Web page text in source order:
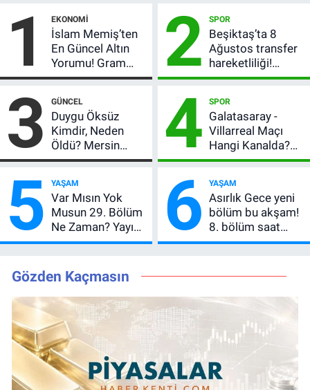
1 EKONOMI
İslam Memiş’ten
En Güncel Altın
Yorumu! Gram
Altın İçin 6.350 TL
Beklentisi
Değişmedi
2 SPOR
Beşiktaş’ta 8
Ağustos transfer
hareketliliği!
Yönetim 5 bölge
bastı
3 GÜNCEL
Duygu Öksüz
Kimdir, Neden
Öldü? Mersin
Basınının Acı
4 SPOR
Galatasaray -
Villarreal Maçı
Hangi Kanalda?
Hazırlık Maçı Ne
Kaçta, Nereden
İzlenir?
5 YAŞAM
Var Mısın Yok
Musun 29. Bölüm
Ne Zaman? Yayın
Günü Değişti, Yeni
6 YAŞAM
Asırlık Gece yeni
bölüm bu akşam!
8. bölüm saat
kaçta, TRT 1 canlı
Gözden Kaçmasın